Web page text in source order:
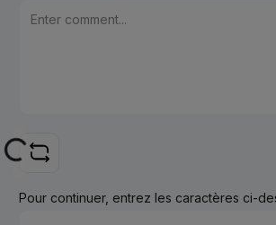
Loading...
Pour continuer, entrez les caractères ci-